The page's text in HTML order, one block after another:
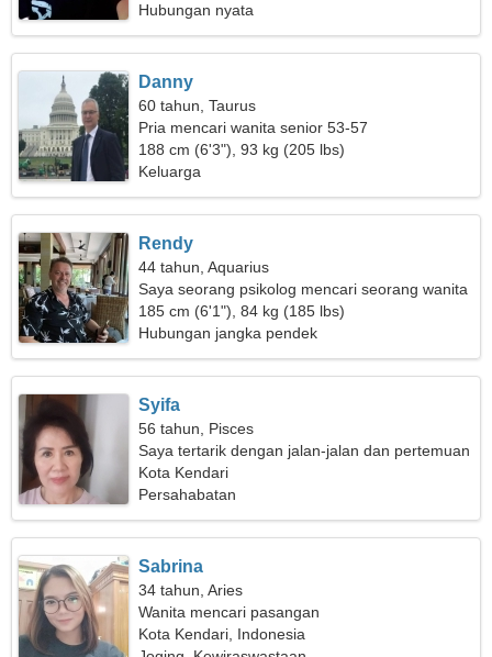
Hubungan nyata
Danny
60 tahun, Taurus
Pria mencari wanita senior 53-57
188 cm (6'3"), 93 kg (205 lbs)
Keluarga
Rendy
44 tahun, Aquarius
Saya seorang psikolog mencari seorang wanita
emosional
185 cm (6'1"), 84 kg (185 lbs)
Hubungan jangka pendek
Syifa
56 tahun, Pisces
Saya tertarik dengan jalan-jalan dan pertemuan
di luar ruangan
Kota Kendari
Persahabatan
Sabrina
34 tahun, Aries
Wanita mencari pasangan
Kota Kendari, Indonesia